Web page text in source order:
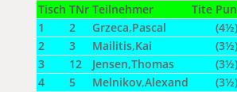
Tisch TNr Teilnehmer Tite
1
2 Grzeca,Pascal (4½)
2
3 Mailitis,Kai (3½)
3
12 Jensen,Thomas (3½)
4
5 Melnikov,Alexand (3½)